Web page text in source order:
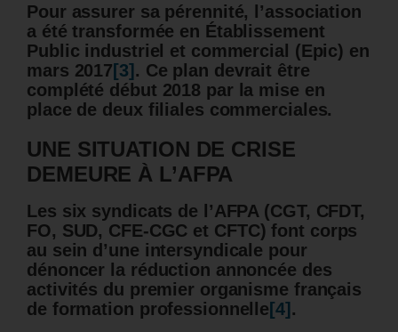
Pour assurer sa pérennité, l’association
a été transformée en Établissement
Public industriel et commercial (Epic) en
mars 2017 [3] . Ce plan devrait être
complété début 2018 par la mise en
place de deux filiales commerciales.
UNE SITUATION DE CRISE
DEMEURE À L’AFPA
Les six syndicats de l’AFPA (CGT, CFDT,
FO, SUD, CFE-CGC et CFTC) font corps
au sein d’une intersyndicale pour
dénoncer la réduction annoncée des
activités du premier organisme français
de formation professionnelle [4] .